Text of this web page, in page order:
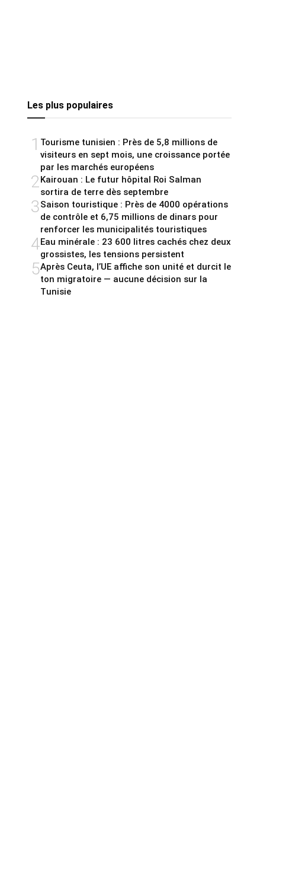
Les plus populaires
1 Tourisme tunisien : Près de 5,8 millions de
visiteurs en sept mois, une croissance portée
par les marchés européens
2Kairouan : Le futur hôpital Roi Salman
sortira de terre dès septembre
3Saison touristique : Près de 4000 opérations
de contrôle et 6,75 millions de dinars pour
renforcer les municipalités touristiques
4Eau minérale : 23 600 litres cachés chez deux
grossistes, les tensions persistent
5Après Ceuta, l’UE affiche son unité et durcit le
ton migratoire — aucune décision sur la
Tunisie